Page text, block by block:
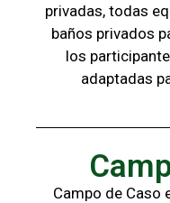
privadas, todas
baños privados
los
adaptadas
Campo de Caso